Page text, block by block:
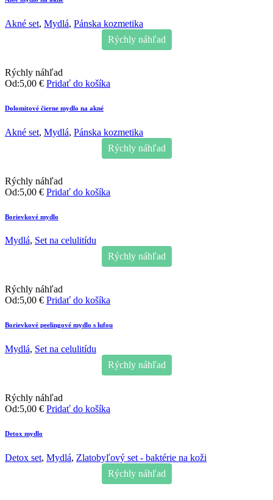
Akné set, Mydlá, Pánska kozmetika
Rýchly náhľad
Rýchly náhľad
Od:5,00 € Pridať do košíka
Dolomitové čierne mydlo na akné
Akné set, Mydlá, Pánska kozmetika
Rýchly náhľad
Rýchly náhľad
Od:5,00 € Pridať do košíka
Borievkové mydlo
Mydlá, Set na celulitídu
Rýchly náhľad
Rýchly náhľad
Od:5,00 € Pridať do košíka
Borievkové peelingové mydlo s lufou
Mydlá, Set na celulitídu
Rýchly náhľad
Rýchly náhľad
Od:5,00 € Pridať do košíka
Detox mydlo
Detox set, Mydlá, Zlatobyľový set - baktérie na koži
Rýchly náhľad